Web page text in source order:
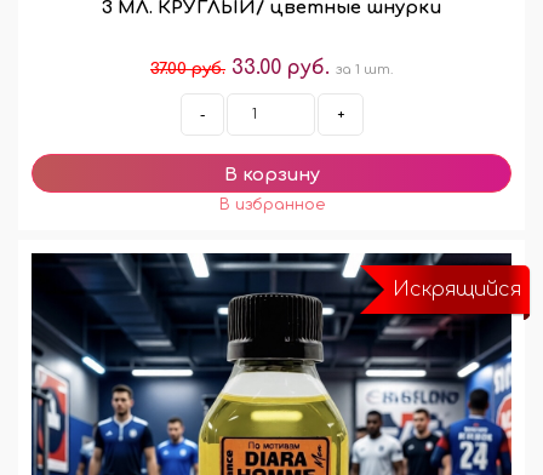
3 МЛ. КРУГЛЫЙ/ цветные шнурки
37.00 руб. 33.00 руб. за 1 шт.
- +
Искрящийся